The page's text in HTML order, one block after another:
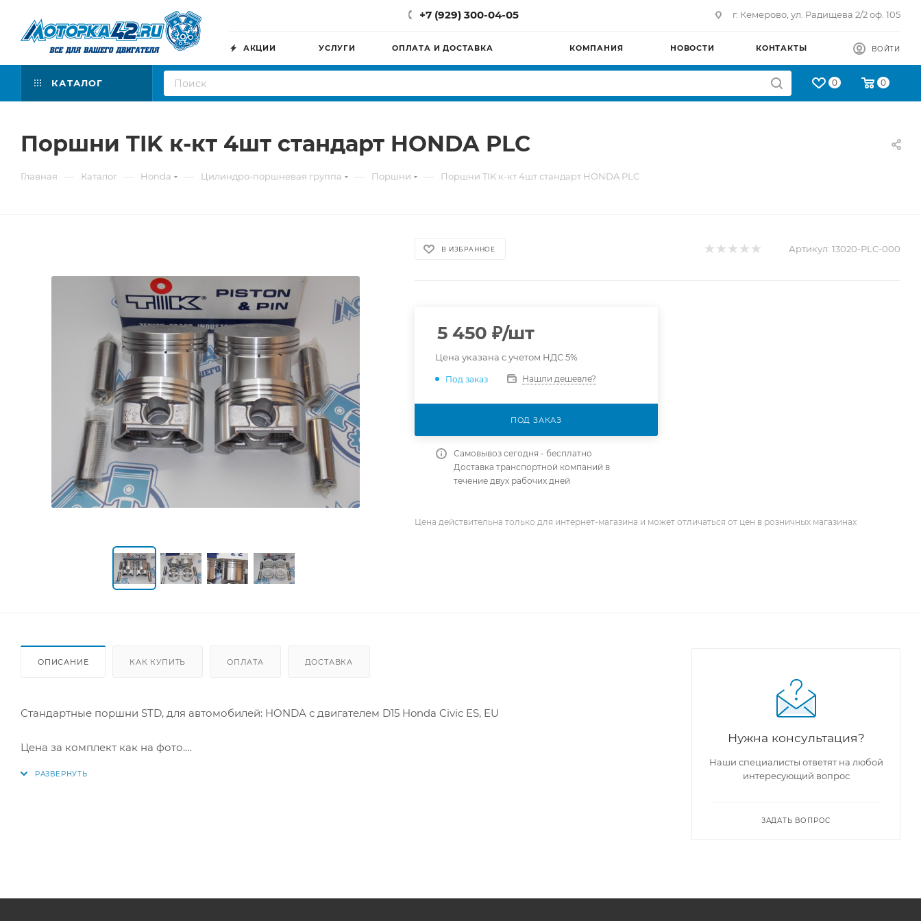
+7 (929) 300-04-05 г. Кемерово, ул. Радищева 2/2 оф. 105
АКЦИИ УСЛУГИ ОПЛАТА И ДОСТАВКА КОМПАНИЯ НОВОСТИ КОНТАКТЫ ВОЙТИ
КАТАЛОГ 0 0
Поршни TIK к-кт 4шт стандарт HONDA PLC
Главная — Каталог — Honda — Цилиндро-поршневая группа — Поршни — Поршни TIK к-кт 4шт стандарт HONDA PLC
В ИЗБРАННОЕ Артикул: 13020-PLC-000
5 450 ₽/шт
Цена указана с учетом НДС 5%
Под заказ Нашли дешевле?
ПОД ЗАКАЗ
Самовывоз сегодня - бесплатно
Доставка транспортной компаний в
течение двух рабочих дней
Цена действительна только для интернет-магазина и может отличаться от цен в розничных магазинах
ОПИСАНИЕ КАК КУПИТЬ ОПЛАТА ДОСТАВКА
Стандартные поршни STD, для автомобилей: HONDA с двигателем D15 Honda Civic ES, EU
Цена за комплект как на фото.
Аналоги: 13010-PLC-000, 13010PLC000, 13020PLC000, 13030PLC000, 13010-PLC-000, 13020-PLC-000, 13030-PLC-000
Нужна консультация?
Наши специалисты ответят на любой
интересующий вопрос
ЗАДАТЬ ВОПРОС